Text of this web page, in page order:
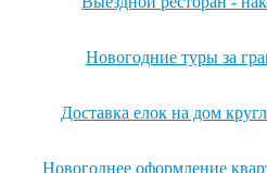
Новогодние туры за
Доставка елок на дом
Новогоднее оформление